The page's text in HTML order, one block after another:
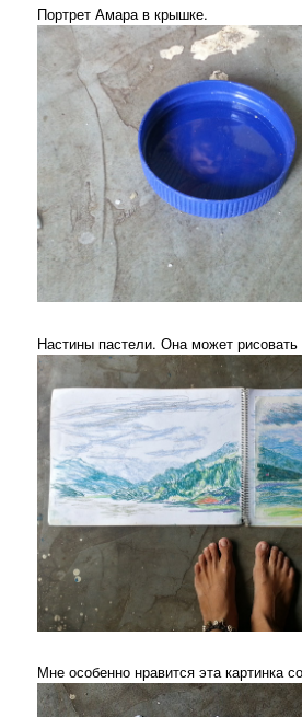
Портрет Амара в крышке.
Настины пастели. Она может рисовать
Мне особенно нравится эта картинка